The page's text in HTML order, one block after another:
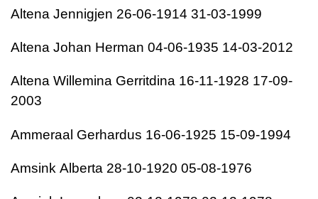
Altena Jennigjen 26-06-1914 31-03-1999
Altena Johan Herman 04-06-1935 14-03-2012
Altena Willemina Gerritdina 16-11-1928 17-09-
2003
Ammeraal Gerhardus 16-06-1925 15-09-1994
Amsink Alberta 28-10-1920 05-08-1976